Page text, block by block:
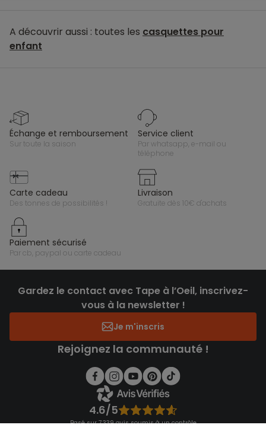
A découvrir aussi : toutes les casquettes pour
enfant
échange et remboursement
sur toute la saison
service client
par whatsapp, e-mail ou
téléphone
carte cadeau
des tonnes de possibilités !
livraison
gratuite dès 10€ d'achats
paiement sécurisé
par cb, paypal ou carte cadeau
Gardez le contact avec Tape à l’Oeil, inscrivez-
vous à la newsletter !
Je m'inscris
Rejoignez la communauté !
4.6/5
Basé sur 7 339 avis soumis à un contrôle